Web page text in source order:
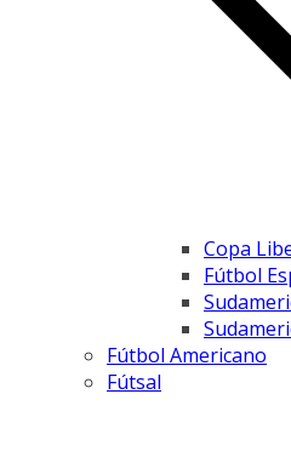
Copa
Fútbol
Fútbol Americano
Fútsal